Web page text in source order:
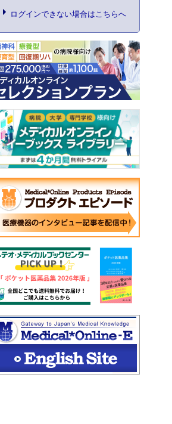
ログインできない場合はこちらへ